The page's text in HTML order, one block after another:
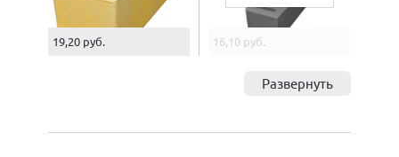
19,20 руб. 16,10 руб.
Развернуть